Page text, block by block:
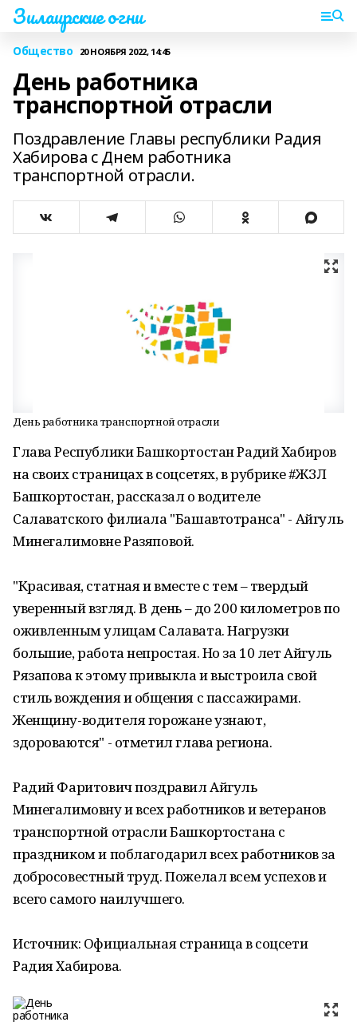
Зилаирские огни
Общество 20 НОЯБРЯ 2022, 14:45
День работника
транспортной отрасли
Поздравление Главы республики Радия
Хабирова с Днем работника
транспортной отрасли.
День работника транспортной отрасли
Глава Республики Башкортостан Радий Хабиров
на своих страницах в соцсетях, в рубрике #ЖЗЛ
Башкортостан, рассказал о водителе
Салаватского филиала "Башавтотранса" - Айгуль
Минегалимовне Разяповой.
"Красивая, статная и вместе с тем – твердый
уверенный взгляд. В день – до 200 километров по
оживленным улицам Салавата. Нагрузки
большие, работа непростая. Но за 10 лет Айгуль
Рязапова к этому привыкла и выстроила свой
стиль вождения и общения с пассажирами.
Женщину-водителя горожане узнают,
здороваются" - отметил глава региона.
Радий Фаритович поздравил Айгуль
Минегалимовну и всех работников и ветеранов
транспортной отрасли Башкортостана с
праздником и поблагодарил всех работников за
добросовестный труд. Пожелал всем успехов и
всего самого наилучшего.
Источник: Официальная страница в соцсети
Радия Хабирова.